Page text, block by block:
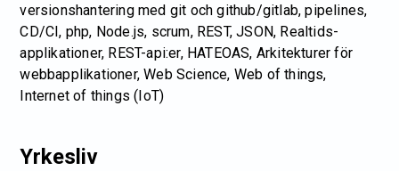
versionshantering med git och github/gitlab, pipelines,
CD/CI, php, Node.js, scrum, REST, JSON, Realtids-
applikationer, REST-api:er, HATEOAS, Arkitekturer för
webbapplikationer, Web Science, Web of things,
Internet of things (IoT)
Yrkesliv